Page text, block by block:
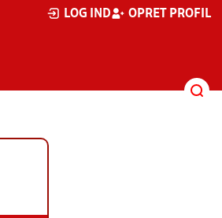
LOG IND OPRET PROFIL